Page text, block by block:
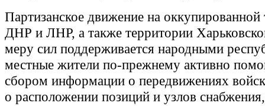
Партизанское движение на оккупированной
ДНР и ЛНР, а также территории
меру сил поддерживается народными
местные жители по-прежнему активно
сбором информации о передвижениях
о расположении позиций и узлов